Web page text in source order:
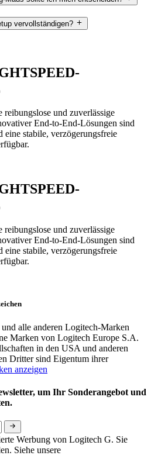
vervollständigen?
reibungslose und zuverlässige
End-to-End-Lösungen sind
eine stabile, verzögerungsfreie
reibungslose und zuverlässige
End-to-End-Lösungen sind
eine stabile, verzögerungsfreie
alle anderen Logitech-Marken
Marken von Logitech Europe S.A.
in den USA und anderen
Dritter sind Eigentum ihrer
anzeigen
um Ihr Sonderangebot und
Werbung von Logitech G. Sie
Siehe unsere